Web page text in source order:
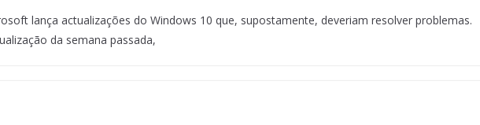
lança actualizações do Windows 10 que, supostamente, deveriam resolver problemas.
da semana passada,